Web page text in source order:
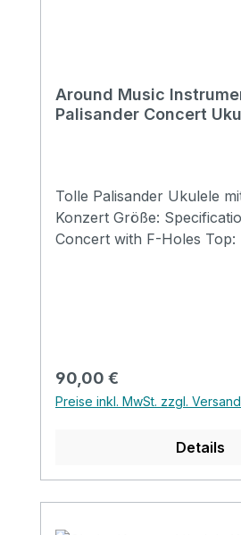
Around Music
Palisander Concert
Tolle Palisander Ukulele
Konzert Größe: Specification
Concert with F-Holes Top:
Regulärer Preis:
90,00 €
Preise inkl. MwSt. zzgl.
Details